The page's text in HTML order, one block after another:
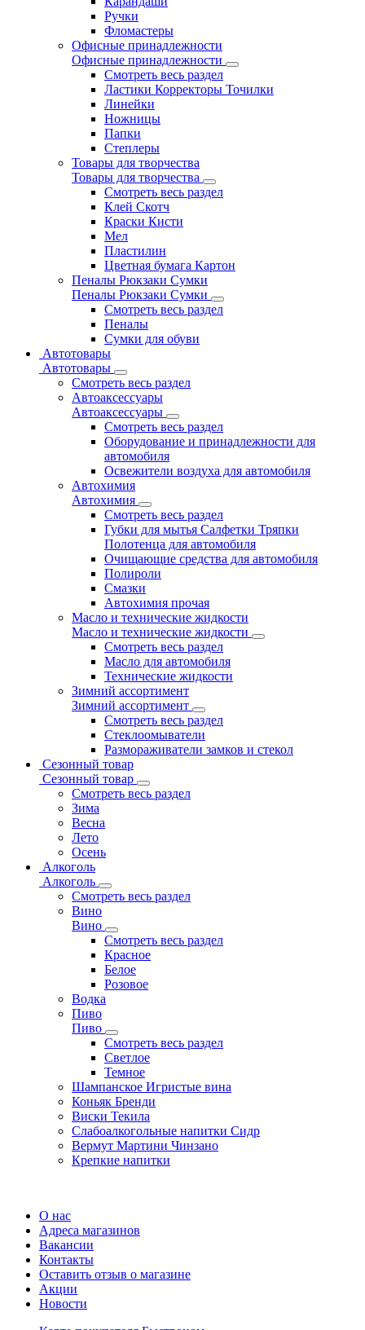
Ручки
Фломастеры
Офисные принадлежности
Офисные принадлежности
Смотреть весь раздел
Ластики Корректоры Точилки
Линейки
Ножницы
Папки
Степлеры
Товары для творчества
Товары для творчества
Смотреть весь раздел
Клей Скотч
Краски Кисти
Мел
Пластилин
Цветная бумага Картон
Пеналы Рюкзаки Сумки
Пеналы Рюкзаки Сумки
Смотреть весь раздел
Пеналы
Сумки для обуви
Автотовары
Автотовары
Смотреть весь раздел
Автоаксессуары
Автоаксессуары
Смотреть весь раздел
Оборудование и принадлежности для
автомобиля
Освежители воздуха для автомобиля
Автохимия
Автохимия
Смотреть весь раздел
Губки для мытья Салфетки Тряпки
Полотенца для автомобиля
Очищающие средства для автомобиля
Полироли
Смазки
Автохимия прочая
Масло и технические жидкости
Масло и технические жидкости
Смотреть весь раздел
Масло для автомобиля
Технические жидкости
Зимний ассортимент
Зимний ассортимент
Смотреть весь раздел
Стеклоомыватели
Размораживатели замков и стекол
Сезонный товар
Сезонный товар
Смотреть весь раздел
Зима
Весна
Лето
Осень
Алкоголь
Алкоголь
Смотреть весь раздел
Вино
Вино
Смотреть весь раздел
Красное
Белое
Розовое
Водка
Пиво
Пиво
Смотреть весь раздел
Cветлое
Темное
Шампанское Игристые вина
Коньяк Бренди
Виски Текила
Слабоалкогольные напитки Сидр
Вермут Мартини Чинзано
Крепкие напитки
О нас
Адреса магазинов
Вакансии
Контакты
Оставить отзыв о магазине
Акции
Новости